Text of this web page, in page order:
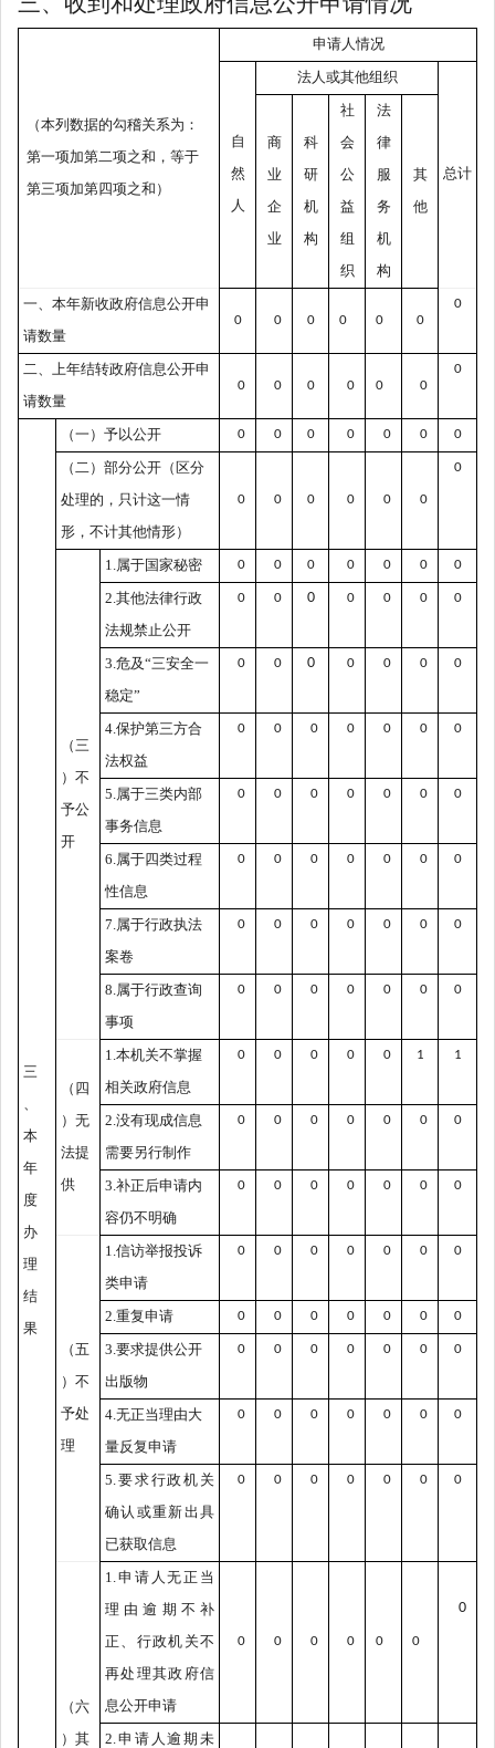
（本列数据的勾稽关系为：
第一项加第二项之和，等于
第三项加第四项之和）
申请人情况
自
然
人
法人或其他组织
总计
商
业
企
业
科
研
机
构
社
会
公
益
组
织
法
律
服
务
机
构
其
他
一、本年新收政府信息公开申
请数量
0 0 0 0 0 0
0
二、上年结转政府信息公开申
请数量
0 0 0 0 0 0
0
三
、
本
年
度
办
理
结
果
（一）予以公开 0 0 0 0 0 0 0
（二）部分公开（区分
处理的，只计这一情
形，不计其他情形）
0 0 0 0 0 0
0
（三
）不
予公
开
1.属于国家秘密 0 0 0 0 0 0 0
2.其他法律行政
法规禁止公开
0 0 0 0 0 0 0
3.危及“三安全一
稳定”
0 0 0 0 0 0 0
4.保护第三方合
法权益
0 0 0 0 0 0 0
5.属于三类内部
事务信息
0 0 0 0 0 0 0
6.属于四类过程
性信息
0 0 0 0 0 0 0
7.属于行政执法
案卷
0 0 0 0 0 0 0
8.属于行政查询
事项
0 0 0 0 0 0 0
（四
）无
法提
供
1.本机关不掌握
相关政府信息
0 0 0 0 0 1 1
2.没有现成信息
需要另行制作
0 0 0 0 0 0 0
3.补正后申请内
容仍不明确
0 0 0 0 0 0 0
（五
）不
予处
理
1.信访举报投诉
类申请
0 0 0 0 0 0 0
2.重复申请 0 0 0 0 0 0 0
3.要求提供公开
出版物
0 0 0 0 0 0 0
4.无正当理由大
量反复申请
0 0 0 0 0 0 0
5.要求行政机关
确认或重新出具
已获取信息
0 0 0 0 0 0 0
（六
）其
1.申请人无正当
理由逾期不补
正、行政机关不
再处理其政府信
息公开申请
0 0 0 0 0 0
0
2.申请人逾期未